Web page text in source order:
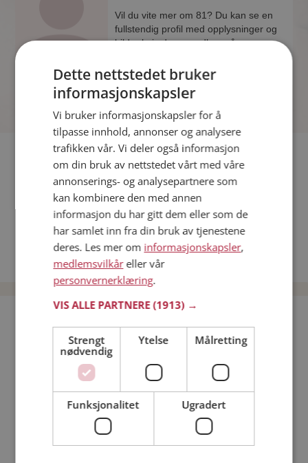
Vil du vite mer om 81? Du kan se en
fullstendig profil med opplysninger og
bilder hvis du er medlem på
Fler single
Flere singlekvinner fra Kongsberg :
Blomstring
Menn fra Kongsberg
Date kvinner i Norge
Date menn i Norge
Jeg er en: Mann Kvinne
Min alder:
Dette nettstedet bruker
informasjonskapsler
Vi bruker informasjonskapsler for å
tilpasse innhold, annonser og analysere
trafikken vår. Vi deler også informasjon
om din bruk av nettstedet vårt med våre
annonserings- og analysepartnere som
kan kombinere den med annen
informasjon du har gitt dem eller som de
har samlet inn fra din bruk av tjenestene
deres. Les mer om informasjonskapsler,
medlemsvilkåreller vår
personvernerklæring.
VIS ALLE PARTNERE(1913) →
Strengt
nødvendig
Ytelse Målretting
Funksjonalitet Ugradert